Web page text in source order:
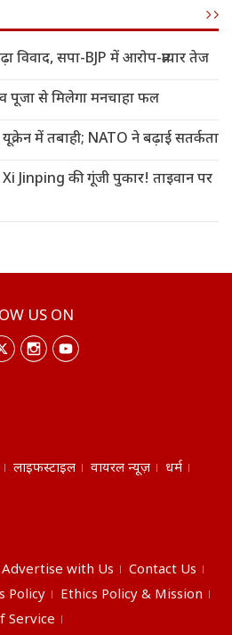
विवाद, सपा-BJP में आरोप-प्रत्यार तेज
पूजा से मिलेगा मनचाहा फल
में तबाही; NATO ने बढ़ाई सतर्कता
Jinping की गूंजी पुकार! ताइवान पर
US ON
लाइफस्टाइल वायरल न्यूज़
धर्म
Advertise with Us
Contact Us
Policy
Ethics Policy & Mission
Service